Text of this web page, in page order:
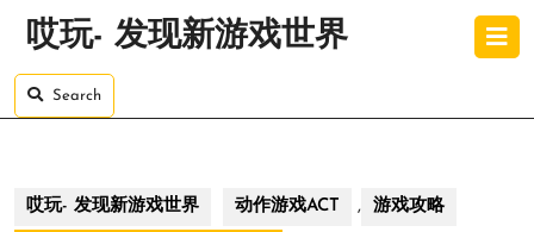
哎玩- 发现新游戏世界
Search
哎玩- 发现新游戏世界 动作游戏ACT , 游戏攻略